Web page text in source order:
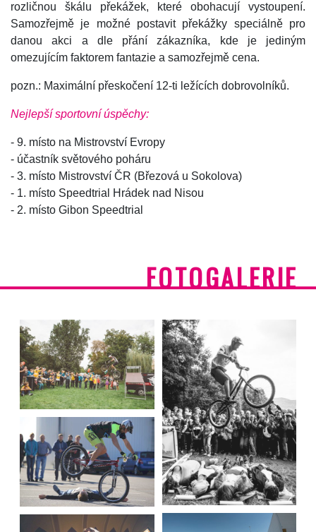
rozličnou škálu překážek, které obohacují vystoupení.
Samozřejmě je možné postavit překážky speciálně pro
danou akci a dle přání zákazníka, kde je jediným
omezujícím faktorem fantazie a samozřejmě cena.
pozn.: Maximální přeskočení 12-ti ležících dobrovolníků.
Nejlepší sportovní úspěchy:
- 9. místo na Mistrovství Evropy
- účastník světového poháru
- 3. místo Mistrovství ČR (Březová u Sokolova)
- 1. místo Speedtrial Hrádek nad Nisou
- 2. místo Gibon Speedtrial
FOTOGALERIE